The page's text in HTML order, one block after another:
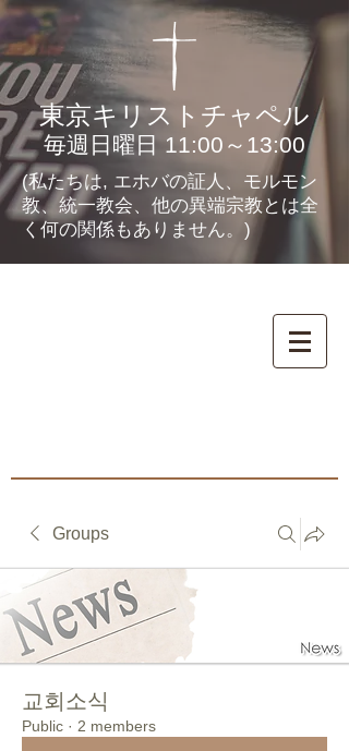
東京キリストチャペル
毎週日曜日 11:00～13:00
(私たちは, エホバの証人、モルモン
教、統一教会、他の異端宗教とは全
く何の関係もありません。)
Groups
교회소식
Public · 2 members